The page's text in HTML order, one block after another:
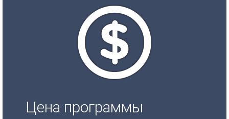
Цена программы